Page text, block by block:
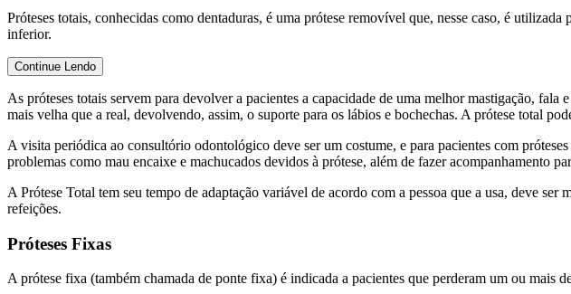
Próteses totais, conhecidas como dentaduras, é uma prótese removível que, nesse caso, é
inferior.
Continue Lendo
As próteses totais servem para devolver a pacientes a capacidade de uma melhor mastigação,
mais velha que a real, devolvendo, assim, o suporte para os lábios e bochechas. A prótese total
A visita periódica ao consultório odontológico deve ser um costume, e para pacientes com
problemas como mau encaixe e machucados devidos à prótese, além de fazer acompanhamento
A Prótese Total tem seu tempo de adaptação variável de acordo com a pessoa que a usa, deve
refeições.
Próteses Fixas
A prótese fixa (também chamada de ponte fixa) é indicada a pacientes que perderam um ou mais